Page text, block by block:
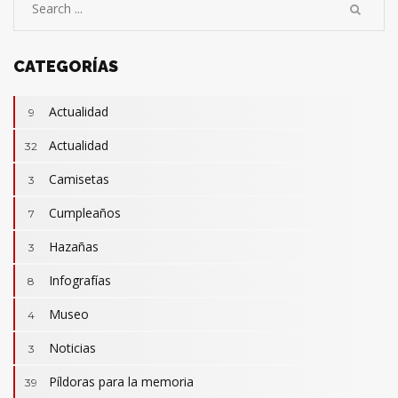
CATEGORÍAS
9 Actualidad
32 Actualidad
3 Camisetas
7 Cumpleaños
3 Hazañas
8 Infografías
4 Museo
3 Camisetas
2 Revistas
3 Noticias
32 Actualidad
39 Píldoras para la memoria